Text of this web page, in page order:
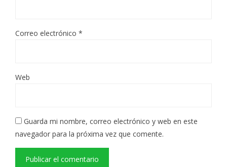
Correo electrónico *
Web
Guarda mi nombre, correo electrónico y web en este
navegador para la próxima vez que comente.